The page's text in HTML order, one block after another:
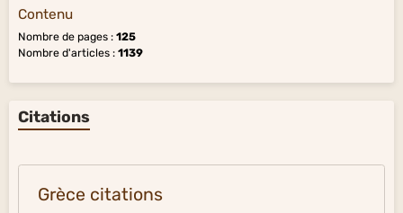
Contenu
Nombre de pages : 125
Nombre d'articles : 1139
Citations
Grèce citations